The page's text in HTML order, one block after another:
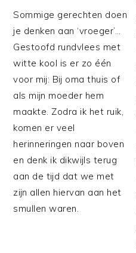
Sommige gerechten doen
je denken aan ‘vroeger’…
Gestoofd rundvlees met
witte kool is er zo één
voor mij: Bij oma thuis of
als mijn moeder hem
maakte. Zodra ik het ruik,
komen er veel
herinneringen naar boven
en denk ik dikwijls terug
aan de tijd dat we met
zijn allen hiervan aan het
smullen waren.